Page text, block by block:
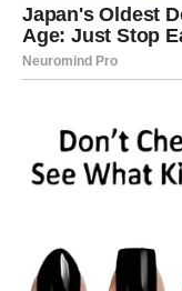
su je čvrsto grlili, a
odluku. Nije više
Njen put ka
Sada je bila